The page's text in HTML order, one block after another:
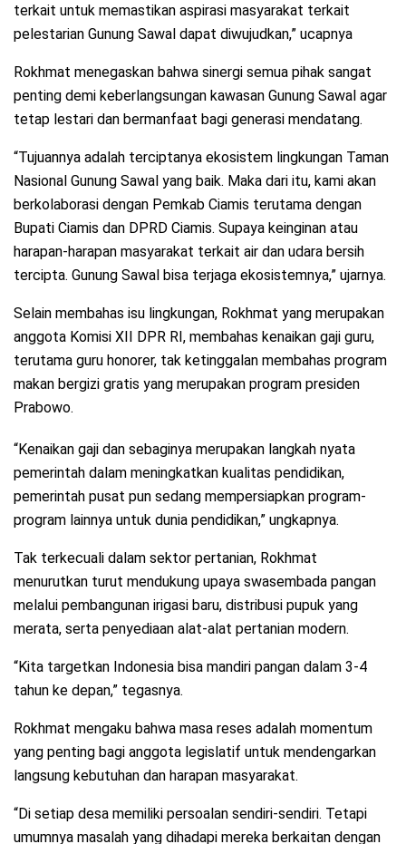
terkait untuk memastikan aspirasi masyarakat terkait
pelestarian Gunung Sawal dapat diwujudkan,” ucapnya
Rokhmat menegaskan bahwa sinergi semua pihak sangat
penting demi keberlangsungan kawasan Gunung Sawal agar
tetap lestari dan bermanfaat bagi generasi mendatang.
“Tujuannya adalah terciptanya ekosistem lingkungan Taman
Nasional Gunung Sawal yang baik. Maka dari itu, kami akan
berkolaborasi dengan Pemkab Ciamis terutama dengan
Bupati Ciamis dan DPRD Ciamis. Supaya keinginan atau
harapan-harapan masyarakat terkait air dan udara bersih
tercipta. Gunung Sawal bisa terjaga ekosistemnya,” ujarnya.
Selain membahas isu lingkungan, Rokhmat yang merupakan
anggota Komisi XII DPR RI, membahas kenaikan gaji guru,
terutama guru honorer, tak ketinggalan membahas program
makan bergizi gratis yang merupakan program presiden
Prabowo.
“Kenaikan gaji dan sebaginya merupakan langkah nyata
pemerintah dalam meningkatkan kualitas pendidikan,
pemerintah pusat pun sedang mempersiapkan program-
program lainnya untuk dunia pendidikan,” ungkapnya.
Tak terkecuali dalam sektor pertanian, Rokhmat
menurutkan turut mendukung upaya swasembada pangan
melalui pembangunan irigasi baru, distribusi pupuk yang
merata, serta penyediaan alat-alat pertanian modern.
“Kita targetkan Indonesia bisa mandiri pangan dalam 3-4
tahun ke depan,” tegasnya.
Rokhmat mengaku bahwa masa reses adalah momentum
yang penting bagi anggota legislatif untuk mendengarkan
langsung kebutuhan dan harapan masyarakat.
“Di setiap desa memiliki persoalan sendiri-sendiri. Tetapi
umumnya masalah yang dihadapi mereka berkaitan dengan